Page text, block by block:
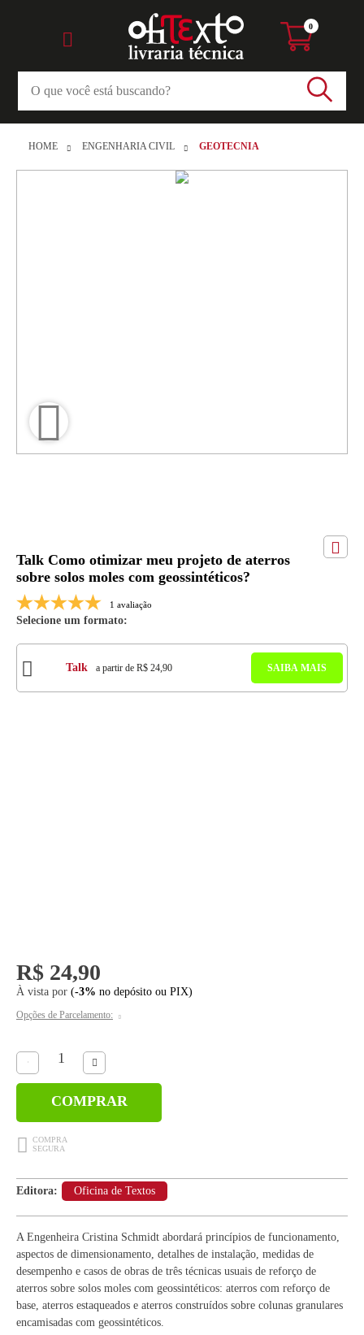
0
HOME ENGENHARIA CIVIL GEOTECNIA
Editora: Oficina de Textos
A Engenheira Cristina Schmidt abordará princípios de funcionamento,
aspectos de dimensionamento, detalhes de instalação, medidas de
desempenho e casos de obras de três técnicas usuais de reforço de
aterros sobre solos moles com geossintéticos: aterros com reforço de
base, aterros estaqueados e aterros construídos sobre colunas granulares
encamisadas com geossintéticos.
Talk Como otimizar meu projeto de aterros
sobre solos moles com geossintéticos?
1 avaliação
Selecione um formato:
Talk a partir de R$ 24,90 SAIBA MAIS
R$ 24,90
À vista por (-3% no depósito ou PIX)
Opções de Parcelamento:
COMPRAR